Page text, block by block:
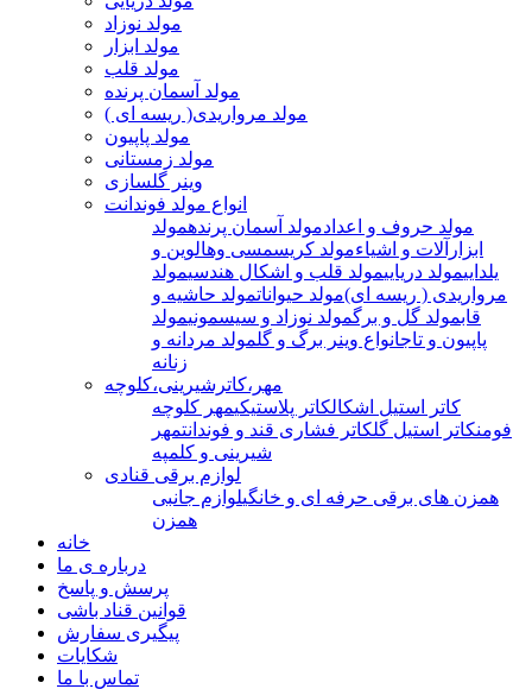
مولد نوزاد
مولد ابزار
مولد قلب
مولد آسمان پرنده
مولد مرواریدی( ریسه ای )
مولد پاپیون
مولد زمستانی
وینر گلسازی
انواع مولد فوندانت
مولد حروف و اعدادمولد آسمان پرندهمولد
ابزارآلات و اشیاءمولد کریسمسی وهالوین و
یلداییمولد دریاییمولد قلب و اشکال هندسیمولد
مرواریدی ( ریسه ای)مولد حیواناتمولد حاشیه و
قابمولد گل و برگمولد نوزاد و سیسمونیمولد
پاپیون و تاجانواع وینر برگ و گلمولد مردانه و
زنانه
مهر،کاترشیرینی،کلوچه
کاتر استیل اشکالکاتر پلاستیکیمهر کلوچه
فومنکاتر استیل گلکاتر فشاری قند و فوندانتمهر
شیرینی و کلمپه
لوازم برقی قنادی
همزن های برقی حرفه ای و خانگیلوازم جانبی
همزن
خانه
درباره ی ما
پرسش و پاسخ
قوانین قناد باشی
پیگیری سفارش
شکایات
تماس با ما